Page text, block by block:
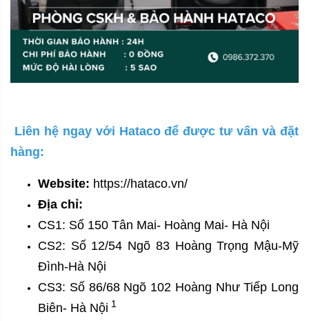
Liên hệ ngay với Hataco để được tư vấn và đặt
hàng:
Website: https://hataco.vn/
Địa chỉ:
CS1: Số 150 Tân Mai- Hoàng Mai- Hà Nội
CS2: Số 12/54 Ngõ 83 Hoàng Trọng Mậu-Mỹ
Đình-Hà Nội
CS3: Số 86/68 Ngõ 102 Hoàng Như Tiếp Long
Biên- Hà Nội 1